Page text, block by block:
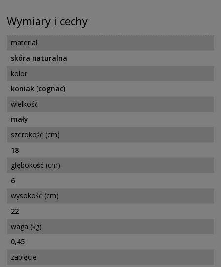
Wymiary i cechy
materiał
skóra naturalna
kolor
koniak (cognac)
wielkość
mały
szerokość (cm)
18
głębokość (cm)
6
wysokość (cm)
22
waga (kg)
0,45
zapięcie